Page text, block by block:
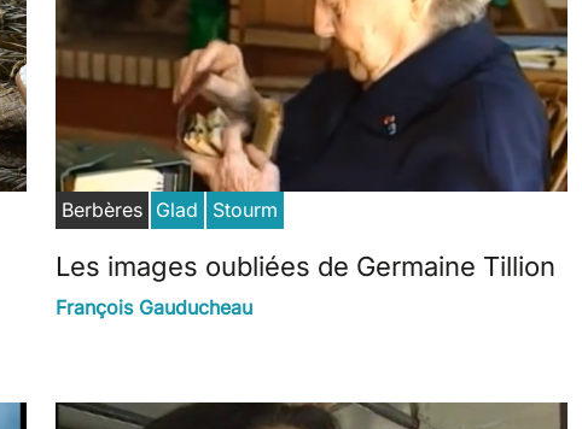
Berbères Glad Stourm
Les images oubliées de Germaine Tillion
François Gauducheau